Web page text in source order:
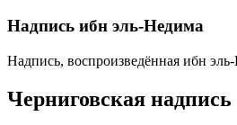
Надпись ибн эль-Недима
Надпись, воспроизведённая ибн
Черниговская надпись